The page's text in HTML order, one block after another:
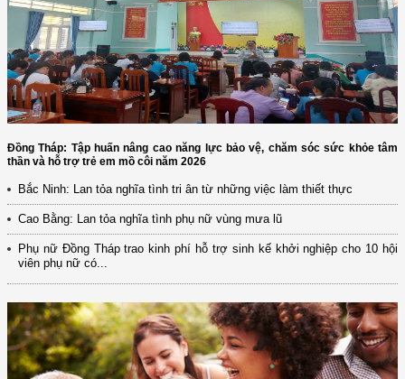
Đồng Tháp: Tập huấn nâng cao năng lực bảo vệ, chăm sóc sức khỏe tâm
thần và hỗ trợ trẻ em mồ côi năm 2026
Bắc Ninh: Lan tỏa nghĩa tình tri ân từ những việc làm thiết thực
Cao Bằng: Lan tỏa nghĩa tình phụ nữ vùng mưa lũ
Phụ nữ Đồng Tháp trao kinh phí hỗ trợ sinh kế khởi nghiệp cho 10 hội
viên phụ nữ có...